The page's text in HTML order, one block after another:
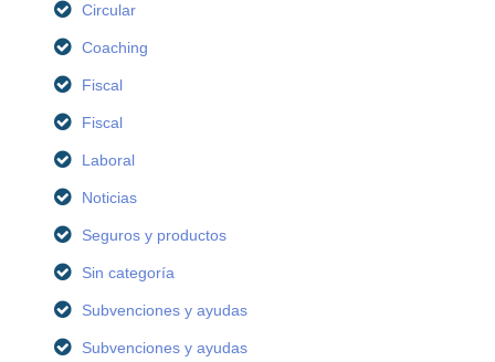
Circular
Coaching
Fiscal
Fiscal
Laboral
Noticias
Seguros y productos
Sin categoría
Subvenciones y ayudas
Subvenciones y ayudas